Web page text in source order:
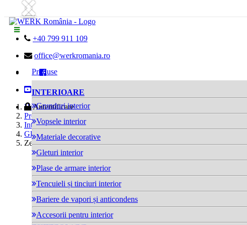
 +40 799 911 109
 office@werkromania.ro


Autentificare
Produse
INTERIOARE
Grunduri interior
Vopsele interior
Materiale decorative
Gleturi interior
Plase de armare interior
Tencuieli și tinciuri interior
Bariere de vapori și anticondens
Accesorii pentru interior
Home
Produse
Interioare
Gleturi interior
Zement Spachtel TS.400
Previous
Next